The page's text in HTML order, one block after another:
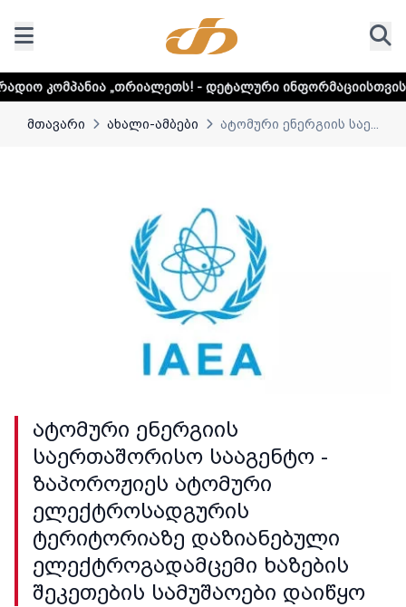
- დეტალური ინფორმაციისთვის დააკლიკეთ
მთავარი ახალი-ამბები ატომური ენერგიის საე...
ატომური ენერგიის
საერთაშორისო სააგენტო -
ზაპოროჟიეს ატომური
ელექტროსადგურის
ტერიტორიაზე დაზიანებული
ელექტროგადამცემი ხაზების
შეკეთების სამუშაოები დაიწყო